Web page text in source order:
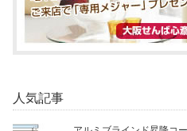
人気記事